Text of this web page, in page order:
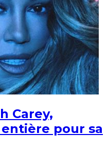
Carey,
pour sa